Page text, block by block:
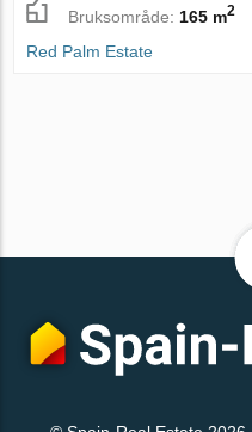
Bruksområde: 165 m2
Red Palm Estate